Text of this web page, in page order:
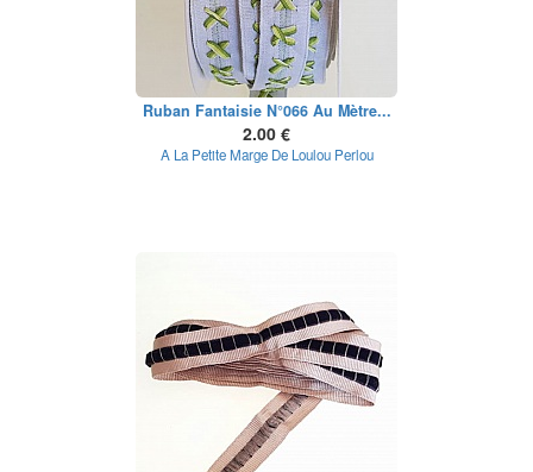
Ruban Fantaisie N°066 Au Mètre...
2.00 €
A La Petite Marge De Loulou Perlou